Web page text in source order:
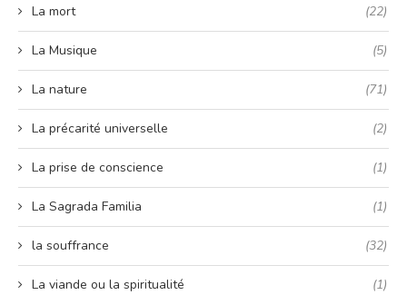
La mort (22)
La Musique (5)
La nature (71)
La précarité universelle (2)
La prise de conscience (1)
La Sagrada Familia (1)
la souffrance (32)
La viande ou la spiritualité (1)